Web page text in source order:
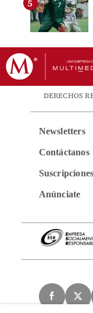
DERECHOS
Newsletters
Contáctanos
Suscripciones
Anúnciate